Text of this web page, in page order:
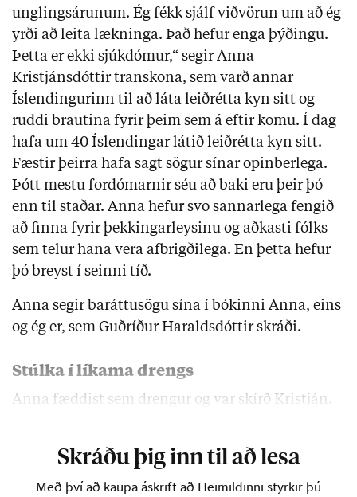
unglingsárunum. Ég fékk sjálf viðvörun um að ég
yrði að leita lækninga. Það hefur enga þýðingu.
Þetta er ekki sjúkdómur,“ segir Anna
Kristjánsdóttir transkona, sem varð annar
Íslendingurinn til að láta leiðrétta kyn sitt og
ruddi brautina fyrir þeim sem á eftir komu. Í dag
hafa um 40 Íslendingar látið leiðrétta kyn sitt.
Fæstir þeirra hafa sagt sögur sínar opinberlega.
Þótt mestu fordómarnir séu að baki eru þeir þó
enn til staðar. Anna hefur svo sannarlega fengið
að finna fyrir þekkingarleysinu og aðkasti fólks
sem telur hana vera afbrigðilega. En þetta hefur
þó breyst í seinni tíð.
Anna segir baráttusögu sína í bókinni Anna, eins
og ég er, sem Guðríður Haraldsdóttir skráði.
Stúlka í líkama drengs
Anna fæddist sem drengur og var skírð Kristján.
Skráðu þig inn til að lesa
Með því að kaupa áskrift að Heimildinni styrkir þú